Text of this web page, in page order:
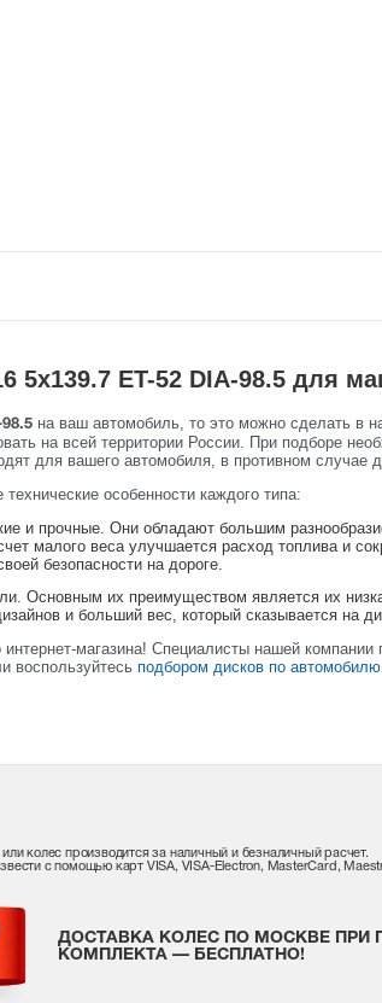
5x139.7 ET-52 DIA-98.5 для
на ваш автомобиль, то это можно сделать в
на всей территории России. При подборе
для вашего автомобиля, в противном случае
особенности каждого типа:
и прочные. Они обладают большим
малого веса улучшается расход топлива и
безопасности на дороге.
Основным их преимуществом является их
и больший вес, который сказывается на
магазина! Специалисты нашей
воспользуйтесь подбором дисков по автомобилю.
колес производится за наличный и безналичный расчет.
с помощью карт VISA, VISA-Electron, MasterCard,
ДОСТАВКА КОЛЕС ПО МОСКВЕ ПРИ
КОМПЛЕКТА — БЕСПЛАТНО!